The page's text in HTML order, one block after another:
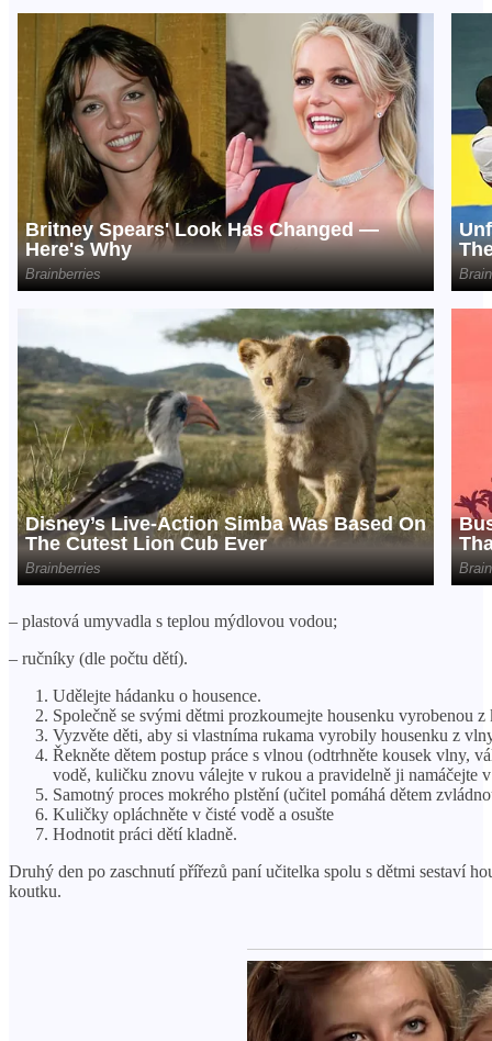
– plastová umyvadla s teplou mýdlovou vodou;
– ručníky (dle počtu dětí).
Udělejte hádanku o housence.
Společně se svými dětmi prozkoumejte housenku vyrobenou z
Vyzvěte děti, aby si vlastníma rukama vyrobily housenku z
Řekněte dětem postup práce s vlnou (odtrhněte kousek vlny,
vodě, kuličku znovu válejte v rukou a pravidelně ji namáčejte
Samotný proces mokrého plstění (učitel pomáhá dětem
Kuličky opláchněte v čisté vodě a osušte
Hodnotit práci dětí kladně.
Druhý den po zaschnutí přířezů paní učitelka spolu s dětmi sestaví
koutku.